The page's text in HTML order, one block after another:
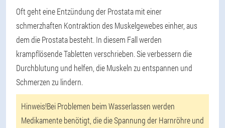
Oft geht eine Entzündung der Prostata mit einer
schmerzhaften Kontraktion des Muskelgewebes einher, aus
dem die Prostata besteht. In diesem Fall werden
krampflösende Tabletten verschrieben. Sie verbessern die
Durchblutung und helfen, die Muskeln zu entspannen und
Schmerzen zu lindern.
Hinweis!Bei Problemen beim Wasserlassen werden
Medikamente benötigt, die die Spannung der Harnröhre und